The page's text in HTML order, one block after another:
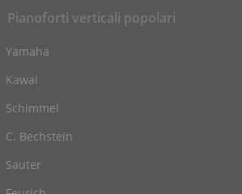
Pianoforti verticali popolari
Yamaha
Kawai
Schimmel
C. Bechstein
Sauter